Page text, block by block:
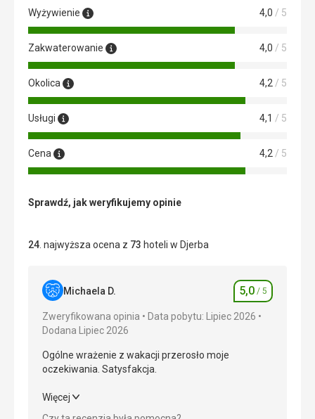
Wyżywienie 4,0 / 5
Zakwaterowanie 4,0 / 5
Okolica 4,2 / 5
Usługi 4,1 / 5
Cena 4,2 / 5
Sprawdź, jak weryfikujemy opinie
24 . najwyższa ocena z 73 hoteli w Djerba
Michaela D. Ocena
5,0 / 5
Zweryfikowana opinia
Data pobytu: Lipiec 2026
Dodana Lipiec 2026
Ogólne wrażenie z wakacji przerosło moje
oczekiwania. Satysfakcja.
Ogólne wrażenie z wakacji przerosło moje
Więcej